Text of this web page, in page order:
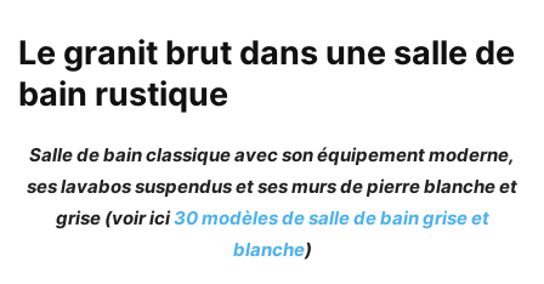
Le granit brut dans une salle de
bain rustique
Salle de bain classique avec son équipement moderne,
ses lavabos suspendus et ses murs de pierre blanche et
grise (voir ici30 modèles de salle de bain grise et
blanche)